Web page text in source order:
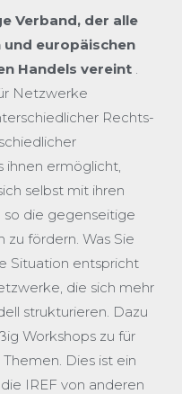
Verband, der alle
europäischen
Handels vereint .
Netzwerke
Rechts-
ihnen ermöglicht,
selbst mit ihren
die gegenseitige
fördern. Was Sie
Situation entspricht
die sich mehr
strukturieren. Dazu
Workshops zu für
Dies ist ein
IREF von anderen